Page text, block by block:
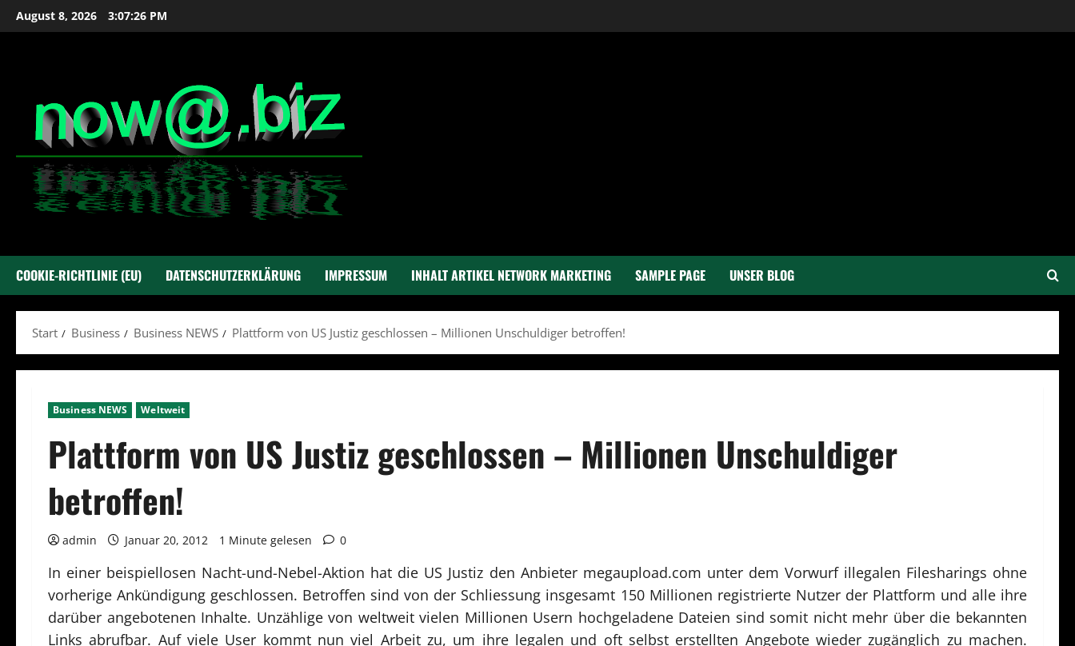
Zum
Inhalt
August 8, 2026 3:07:27 PM
COOKIE-RICHTLINIE (EU) DATENSCHUTZERKLÄRUNG IMPRESSUM INHALT ARTIKEL NETWORK MARKETING SAMPLE PAGE UNSER BLOG
Start Business Business NEWS Plattform von US Justiz geschlossen – Millionen Unschuldiger betroffen!
Business NEWS Weltweit
Plattform von US Justiz geschlossen – Millionen Unschuldiger
betroffen!
admin Januar 20, 2012 1 Minute gelesen 0
In einer beispiellosen Nacht-und-Nebel-Aktion hat die US Justiz den Anbieter megaupload.com unter dem Vorwurf illegalen Filesharings ohne
vorherige Ankündigung geschlossen. Betroffen sind von der Schliessung insgesamt 150 Millionen registrierte Nutzer der Plattform und alle ihre
darüber angebotenen Inhalte. Unzählige von weltweit vielen Millionen Usern hochgeladene Dateien sind somit nicht mehr über die bekannten
Links abrufbar. Auf viele User kommt nun viel Arbeit zu, um ihre legalen und oft selbst erstellten Angebote wieder zugänglich zu machen.